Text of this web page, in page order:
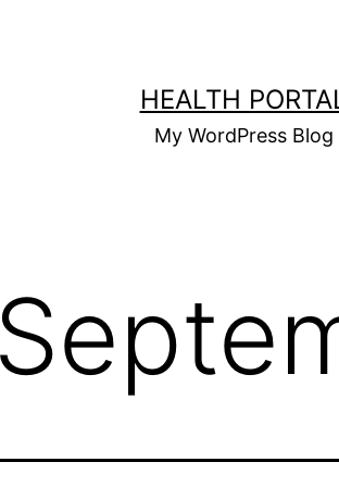
HEALTH
My WordPress Blog